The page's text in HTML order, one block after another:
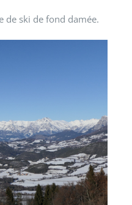
de ski de fond damée.